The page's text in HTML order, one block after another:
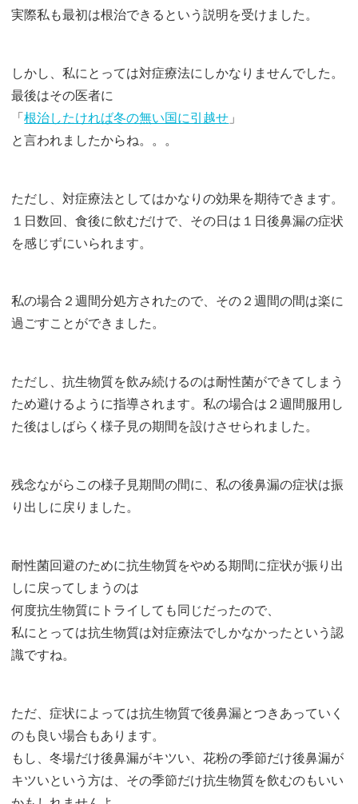
実際私も最初は根治できるという説明を受けました。
しかし、私にとっては対症療法にしかなりませんでした。
最後はその医者に
「根治したければ冬の無い国に引越せ 」
と言われましたからね。。。
ただし、対症療法としてはかなりの効果を期待できます。
１日数回、食後に飲むだけで、その日は１日後鼻漏の症状
を感じずにいられます。
私の場合２週間分処方されたので、その２週間の間は楽に
過ごすことができました。
ただし、抗生物質を飲み続けるのは耐性菌ができてしまう
ため避けるように指導されます。私の場合は２週間服用し
た後はしばらく様子見の期間を設けさせられました。
残念ながらこの様子見期間の間に、私の後鼻漏の症状は振
り出しに戻りました。
耐性菌回避のために抗生物質をやめる期間に症状が振り出
しに戻ってしまうのは
何度抗生物質にトライしても同じだったので、
私にとっては抗生物質は対症療法でしかなかったという認
識ですね。
ただ、症状によっては抗生物質で後鼻漏とつきあっていく
のも良い場合もあります。
もし、冬場だけ後鼻漏がキツい、花粉の季節だけ後鼻漏が
キツいという方は、その季節だけ抗生物質を飲むのもいい